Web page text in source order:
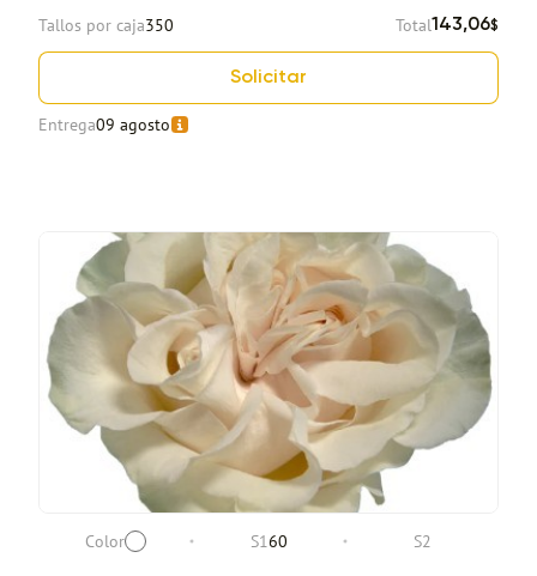
Tallos por caja350 Total143,06$
Solicitar
Entrega09 agosto
Color S160 S2